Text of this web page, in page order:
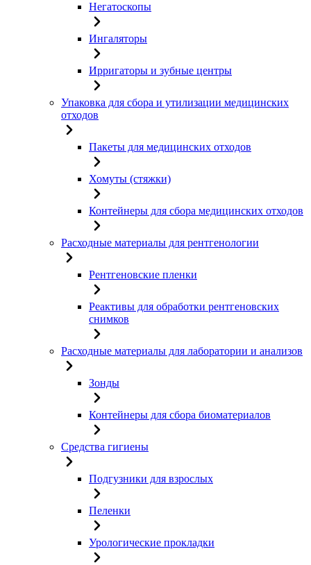
Негатоскопы
Ингаляторы
Ирригаторы и зубные центры
Упаковка для сбора и утилизации медицинских
отходов
Пакеты для медицинских отходов
Хомуты (стяжки)
Контейнеры для сбора медицинских отходов
Расходные материалы для рентгенологии
Рентгеновские пленки
Реактивы для обработки рентгеновских
снимков
Расходные материалы для лаборатории и анализов
Зонды
Контейнеры для сбора биоматериалов
Средства гигиены
Подгузники для взрослых
Пеленки
Урологические прокладки